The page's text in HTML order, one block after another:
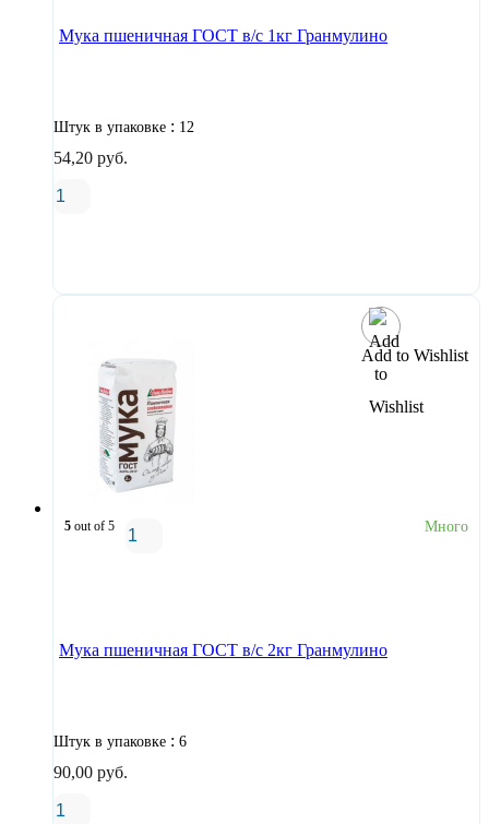
Мука пшеничная ГОСТ в/с 1кг Гранмулино
Штук в упаковке : 12
54,20 руб.
Add to Wishlist
5 out of 5 Много
Мука пшеничная ГОСТ в/с 2кг Гранмулино
Штук в упаковке : 6
90,00 руб.